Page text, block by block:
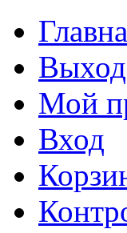
Выход
Мой
Вход